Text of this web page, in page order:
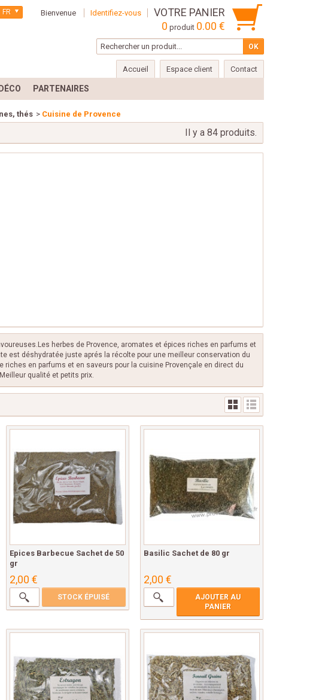
Bienvenue Identifiez-vous
VOTRE PANIER
0 produit 0.00 €
FR
Accueil Espace client Contact
PARTENAIRES
thés > Cuisine de Provence
Il y a 84 produits.
herbes de Provence, aromates et épices riches en parfums et
est déshydratée juste aprés la récolte pour une meilleur conservation du
en parfums et en saveurs pour la cuisine Provençale en direct du
qualité et petits prix.
Epices Barbecue Sachet de 50
gr
2,00 €
STOCK ÉPUISÉ
Basilic Sachet de 80 gr
2,00 €
AJOUTER AU
PANIER